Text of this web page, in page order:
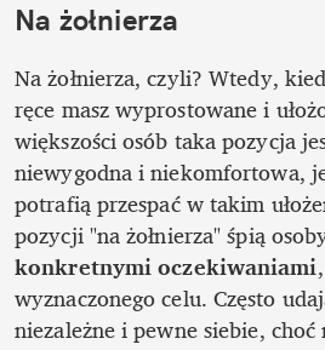
Na żołnierza
Na żołnierza, czyli? Wtedy,
ręce masz wyprostowane i
większości osób taka pozycja
niewygodna i niekomfortowa,
potrafią przespać w takim
pozycji "na żołnierza" śpią
konkretnymi oczekiwaniami
wyznaczonego celu. Często
niezależne i pewne siebie,